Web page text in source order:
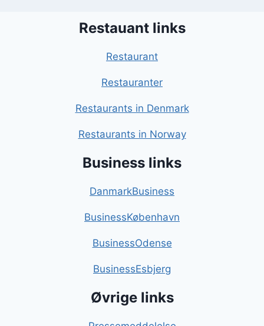
Restauant links
Restaurant
Restauranter
Restaurants in Denmark
Restaurants in Norway
Business links
DanmarkBusiness
BusinessKøbenhavn
BusinessOdense
BusinessEsbjerg
Øvrige links